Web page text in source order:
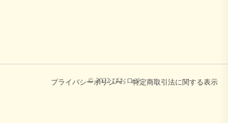
© 2022 びおロジ特定商取引法に関する表示
プライバシーポリシー